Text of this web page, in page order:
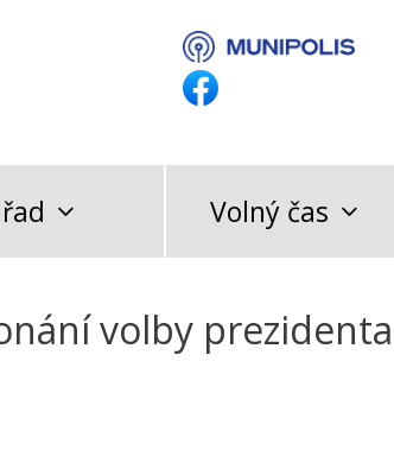
Volný čas
volby prezidenta